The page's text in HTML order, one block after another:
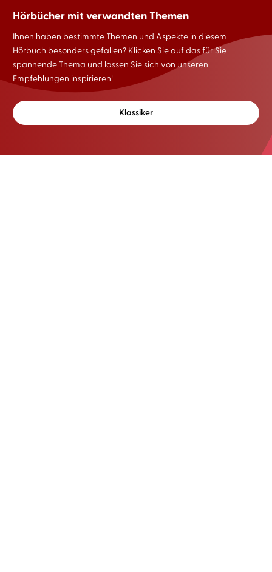
Hörbücher mit verwandten Themen
Ihnen haben bestimmte Themen und Aspekte in diesem
Hörbuch besonders gefallen? Klicken Sie auf das für Sie
spannende Thema und lassen Sie sich von unseren
Empfehlungen inspirieren!
Klassiker